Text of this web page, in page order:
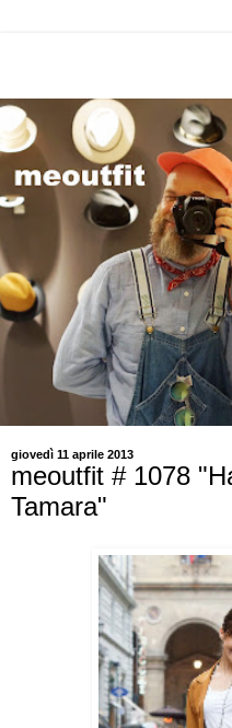
giovedì 11 aprile 2013
meoutfit # 1078
Tamara"